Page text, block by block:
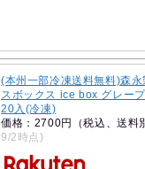
(本州一部冷凍送料無料)森
スボックス ice box グレー
20入(冷凍)
価格：2700円（税込、送料
9/2時点)